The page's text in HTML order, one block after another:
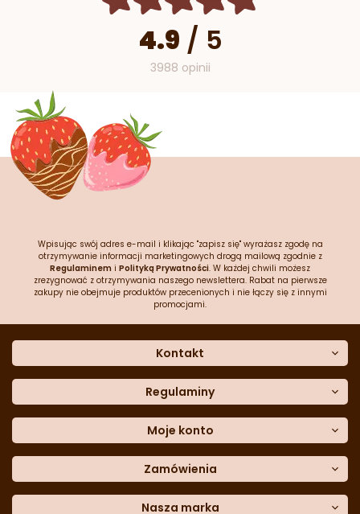
4.9 / 5
3988 opinii
Wpisując swój adres e-mail i klikając "zapisz się" wyrażasz zgodę na
otrzymywanie informacji marketingowych drogą mailową zgodnie z
Regulaminem i Polityką Prywatności. W każdej chwili możesz
zrezygnować z otrzymywania naszego newslettera. Rabat na pierwsze
zakupy nie obejmuje produktów przecenionych i nie łączy się z innymi
promocjami.
Kontakt
Dane kontaktowe
Często zadawane pytania
Sklep stacjonarny
Formularz kontaktowy
Blog
telefon:601 767 272
Regulaminy
Polityka prywatności
Polityka cookies
Polityka reklamacji
Polityka zwrotów
Dostępność cyfrowa
Moje konto
Moje dane
Historia zamówień
Lista ulubionych
Zamówienia
Metody płatności
Nasza marka